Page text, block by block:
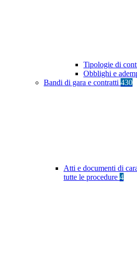
Tipologie di
Obblighi e
Bandi di gara e contratti 430
Atti e documenti di
tutte le procedure 4